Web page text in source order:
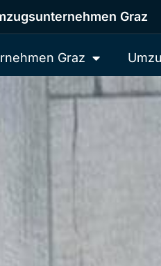
Graz
Graz